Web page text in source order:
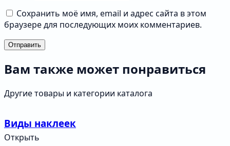
Сохранить моё имя, email и адрес сайта в этом
браузере для последующих моих комментариев.
Отправить
Вам также может понравиться
Другие товары и категории каталога
Виды наклеек
Открыть